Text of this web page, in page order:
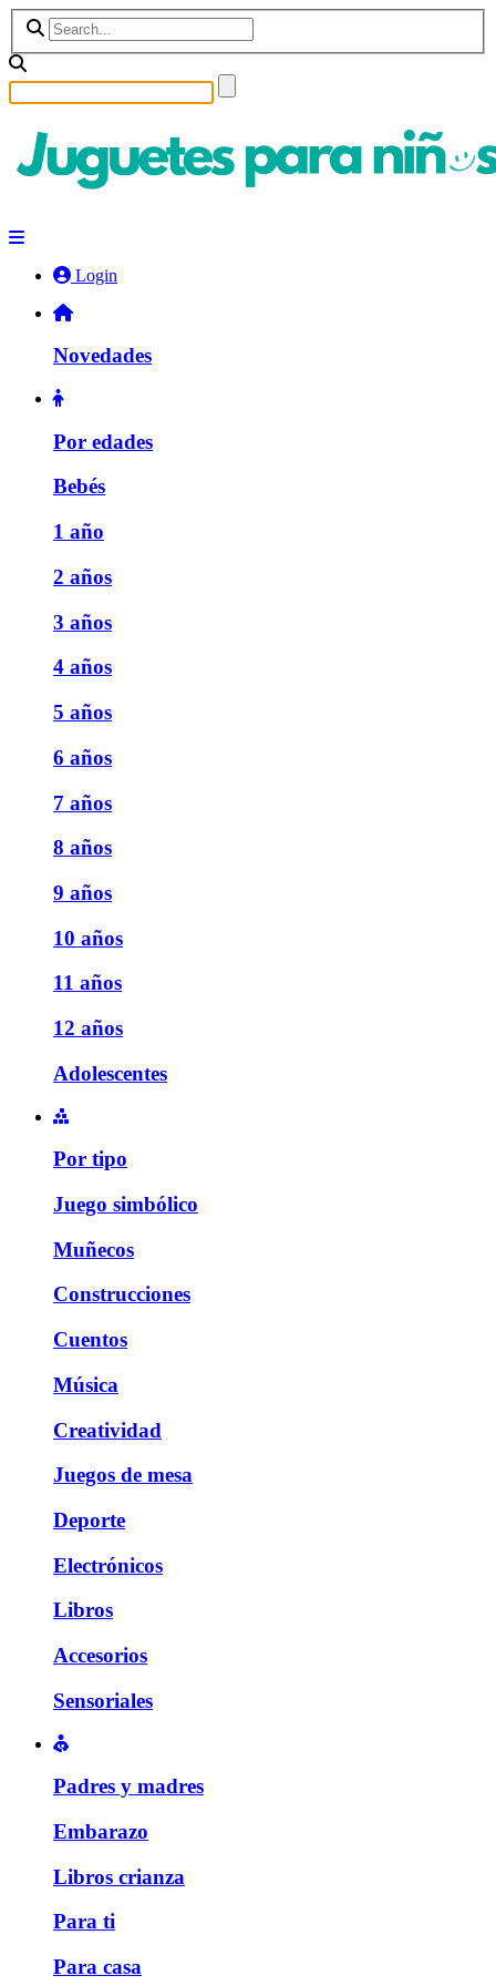
Login
Novedades
Por edades
Bebés
1 año
2 años
3 años
4 años
5 años
6 años
7 años
8 años
9 años
10 años
11 años
12 años
Adolescentes
Por tipo
Juego simbólico
Muñecos
Construcciones
Cuentos
Música
Creatividad
Juegos de mesa
Deporte
Electrónicos
Libros
Accesorios
Sensoriales
Padres y madres
Embarazo
Libros crianza
Para ti
Para casa